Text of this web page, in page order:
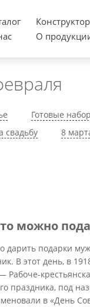
Конструктор
О
Готовые
свадьбу 8
можно
дарить подарки
В этот день, в
праздника, под
в «День